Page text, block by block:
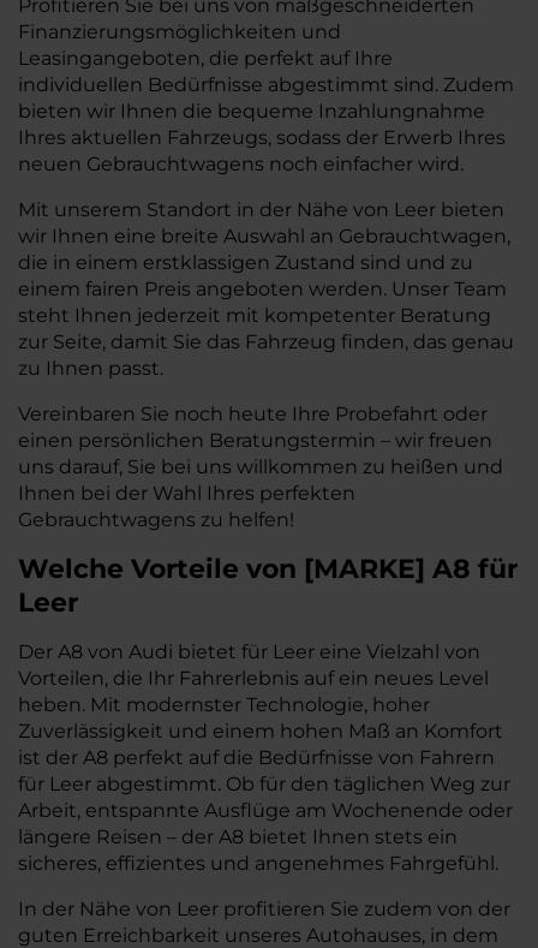
Profitieren Sie bei uns von maßgeschneiderten
Finanzierungsmöglichkeiten und
Leasingangeboten, die perfekt auf Ihre
individuellen Bedürfnisse abgestimmt sind. Zudem
bieten wir Ihnen die bequeme Inzahlungnahme
Ihres aktuellen Fahrzeugs, sodass der Erwerb Ihres
neuen Gebrauchtwagens noch einfacher wird.
Mit unserem Standort in der Nähe von Leer bieten
wir Ihnen eine breite Auswahl an Gebrauchtwagen,
die in einem erstklassigen Zustand sind und zu
einem fairen Preis angeboten werden. Unser Team
steht Ihnen jederzeit mit kompetenter Beratung
zur Seite, damit Sie das Fahrzeug finden, das genau
zu Ihnen passt.
Vereinbaren Sie noch heute Ihre Probefahrt oder
einen persönlichen Beratungstermin – wir freuen
uns darauf, Sie bei uns willkommen zu heißen und
Ihnen bei der Wahl Ihres perfekten
Gebrauchtwagens zu helfen!
Welche Vorteile von [MARKE] A8 für
Leer
Der A8 von Audi bietet für Leer eine Vielzahl von
Vorteilen, die Ihr Fahrerlebnis auf ein neues Level
heben. Mit modernster Technologie, hoher
Zuverlässigkeit und einem hohen Maß an Komfort
ist der A8 perfekt auf die Bedürfnisse von Fahrern
für Leer abgestimmt. Ob für den täglichen Weg zur
Arbeit, entspannte Ausflüge am Wochenende oder
längere Reisen – der A8 bietet Ihnen stets ein
sicheres, effizientes und angenehmes Fahrgefühl.
In der Nähe von Leer profitieren Sie zudem von der
guten Erreichbarkeit unseres Autohauses, in dem